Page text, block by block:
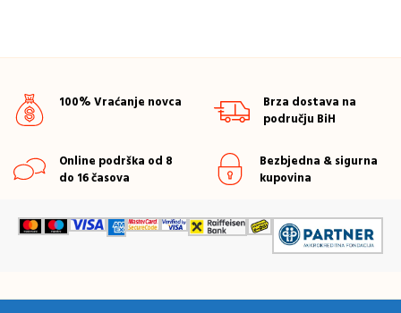
100% Vraćanje novca
Brza dostava na
području BiH
Online podrška od 8
do 16 časova
Bezbjedna & sigurna
kupovina